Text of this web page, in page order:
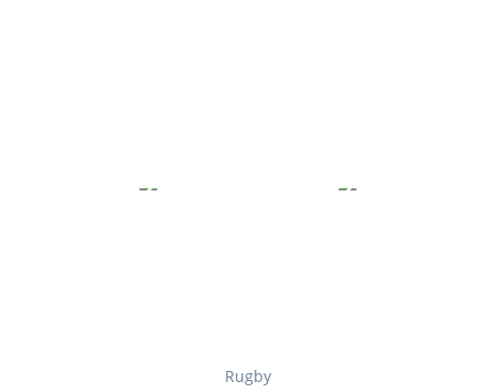
Rugby